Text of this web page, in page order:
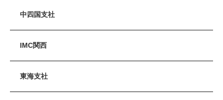
中四国支社
IMC関西
東海支社